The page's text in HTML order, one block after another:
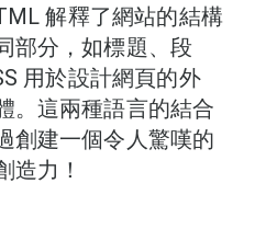
解釋了網站的結構
部分，如標題、段
用於設計網頁的外
。這兩種語言的結合
創建一個令人驚嘆的
造力！